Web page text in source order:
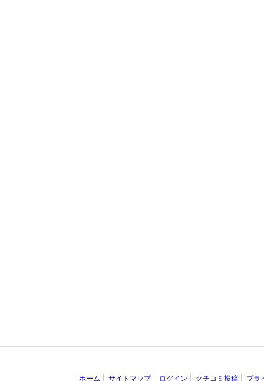
ホーム サイトマップ ログイン クチコミ投稿 プラ